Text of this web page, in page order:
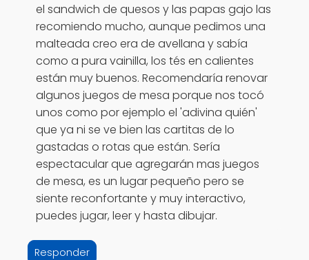
el sandwich de quesos y las papas gajo las
recomiendo mucho, aunque pedimos una
malteada creo era de avellana y sabía
como a pura vainilla, los tés en calientes
están muy buenos. Recomendaría renovar
algunos juegos de mesa porque nos tocó
unos como por ejemplo el 'adivina quién'
que ya ni se ve bien las cartitas de lo
gastadas o rotas que están. Sería
espectacular que agregarán mas juegos
de mesa, es un lugar pequeño pero se
siente reconfortante y muy interactivo,
puedes jugar, leer y hasta dibujar.
Responder